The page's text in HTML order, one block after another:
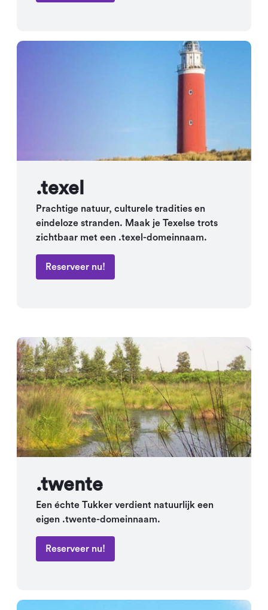
.texel
Prachtige natuur, culturele tradities en
eindeloze stranden. Maak je Texelse trots
zichtbaar met een .texel-domeinnaam.
Reserveer nu!
.twente
Een échte Tukker verdient natuurlijk een
eigen .twente-domeinnaam.
Reserveer nu!